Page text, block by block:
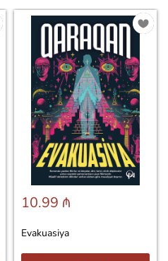
10.99 ₼
Evakuasiya